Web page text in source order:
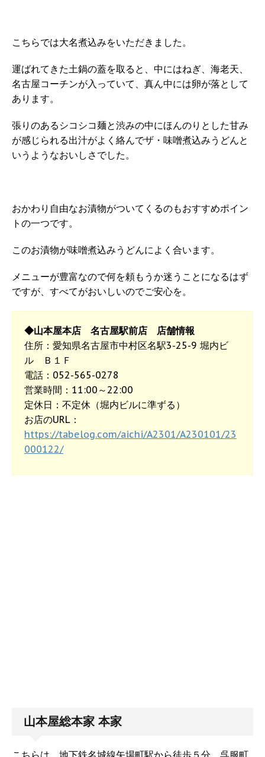
こちらでは大名煮込みをいただきました。
運ばれてきた土鍋の蓋を取ると、中にはねぎ、海老天、
名古屋コーチンが入っていて、真ん中には卵が落として
あります。
張りのあるシコシコ麺と渋みの中にほんのりとした甘み
が感じられる出汁がよく絡んでザ・味噌煮込みうどんと
いうようなおいしさでした。
おかわり自由なお漬物がついてくるのもおすすめポイン
トの一つです。
このお漬物が味噌煮込みうどんによく合います。
メニューが豊富なので何を頼もうか迷うことになるはず
ですが、すべてがおいしいのでご安心を。
◆山本屋本店 名古屋駅前店 店舗情報
住所：愛知県名古屋市中村区名駅3-25-9 堀内ビ
ル Ｂ１Ｆ
電話：052-565-0278
営業時間：11:00～22:00
定休日：不定休（堀内ビルに準ずる）
お店のURL：
https://tabelog.com/aichi/A2301/A230101/23
000122/
山本屋総本家 本家